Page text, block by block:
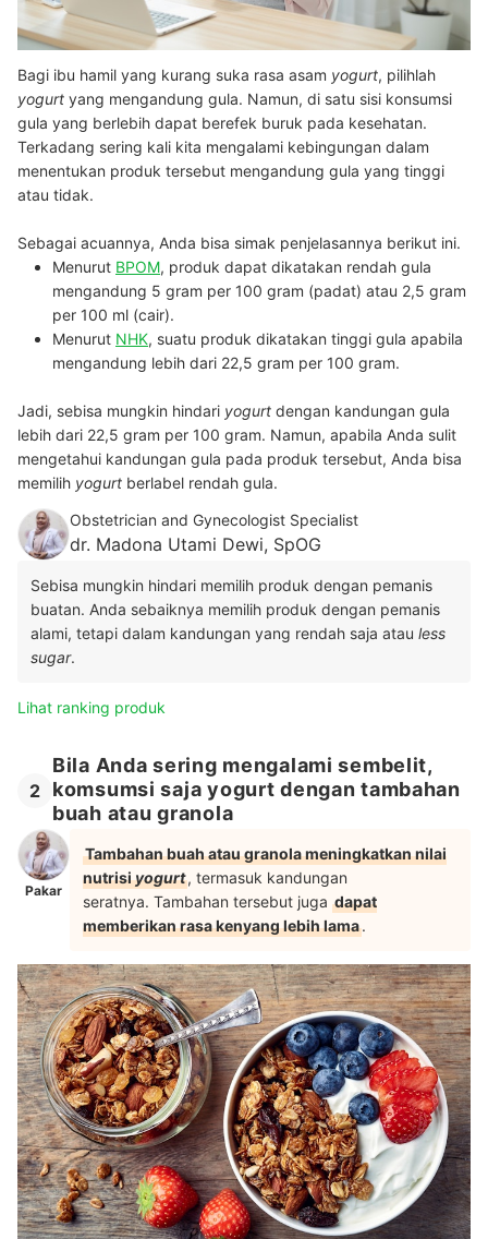
Bagi ibu hamil yang kurang suka rasa asam yogurt, pilihlah
yogurt yang mengandung gula. Namun, di satu sisi konsumsi
gula yang berlebih dapat berefek buruk pada kesehatan.
Terkadang sering kali kita mengalami kebingungan dalam
menentukan produk tersebut mengandung gula yang tinggi
atau tidak.
Sebagai acuannya, Anda bisa simak penjelasannya berikut ini.
Menurut BPOM, produk dapat dikatakan rendah gula
mengandung 5 gram per 100 gram (padat) atau 2,5 gram
per 100 ml (cair).
Menurut NHK, suatu produk dikatakan tinggi gula apabila
mengandung lebih dari 22,5 gram per 100 gram.
Jadi, sebisa mungkin hindari yogurt dengan kandungan gula
lebih dari 22,5 gram per 100 gram. Namun, apabila Anda sulit
mengetahui kandungan gula pada produk tersebut, Anda bisa
memilih yogurt berlabel rendah gula.
Obstetrician and Gynecologist Specialist
dr. Madona Utami Dewi, SpOG
Sebisa mungkin hindari memilih produk dengan pemanis
buatan. Anda sebaiknya memilih produk dengan pemanis
alami, tetapi dalam kandungan yang rendah saja atau less
sugar.
Lihat ranking produk
2
Bila Anda sering mengalami sembelit,
komsumsi saja yogurt dengan tambahan
buah atau granola
Pakar
Tambahan buah atau granola meningkatkan nilai
nutrisiyogurt, termasuk kandungan
seratnya. Tambahan tersebut juga dapat
memberikan rasa kenyang lebih lama.